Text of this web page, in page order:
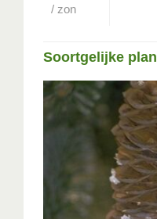
/ zon
Soortgelijke